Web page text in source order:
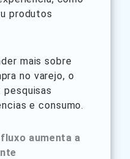
produtos
mais sobre
no varejo, o
pesquisas
e consumo.
aumenta a